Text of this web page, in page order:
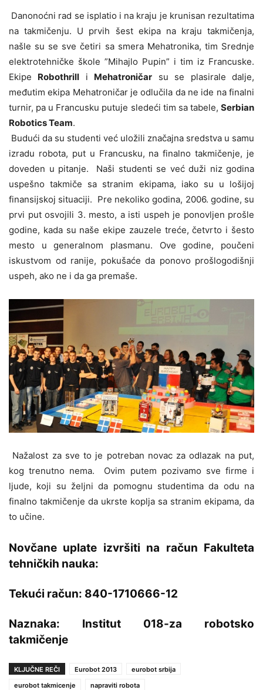
Danonoćni rad se isplatio i na kraju je krunisan rezultatima
na takmičenju. U prvih šest ekipa na kraju takmičenja,
našle su se sve četiri sa smera Mehatronika, tim Srednje
elektrotehničke škole ”Mihajlo Pupin” i tim iz Francuske.
Ekipe Robothrill i Mehatroničar su se plasirale dalje,
međutim ekipa Mehatroničar je odlučila da ne ide na finalni
turnir, pa u Francusku putuje sledeći tim sa tabele, Serbian
Robotics Team.
Budući da su studenti već uložili značajna sredstva u samu
izradu robota, put u Francusku, na finalno takmičenje, je
doveden u pitanje. Naši studenti se već duži niz godina
uspešno takmiče sa stranim ekipama, iako su u lošijoj
finansijskoj situaciji. Pre nekoliko godina, 2006. godine, su
prvi put osvojili 3. mesto, a isti uspeh je ponovljen prošle
godine, kada su naše ekipe zauzele treće, četvrto i šesto
mesto u generalnom plasmanu. Ove godine, poučeni
iskustvom od ranije, pokušaće da ponovo prošlogodišnji
uspeh, ako ne i da ga premaše.
Nažalost za sve to je potreban novac za odlazak na put,
kog trenutno nema. Ovim putem pozivamo sve firme i
ljude, koji su željni da pomognu studentima da odu na
finalno takmičenje da ukrste koplja sa stranim ekipama, da
to učine.
Novčane uplate izvršiti na račun Fakulteta
tehničkih nauka:
Tekući račun: 840-1710666-12
Naznaka: Institut 018-za robotsko
takmičenje
KLJUČNE REČI Eurobot 2013
eurobot srbija
eurobot takmicenje
napraviti robota